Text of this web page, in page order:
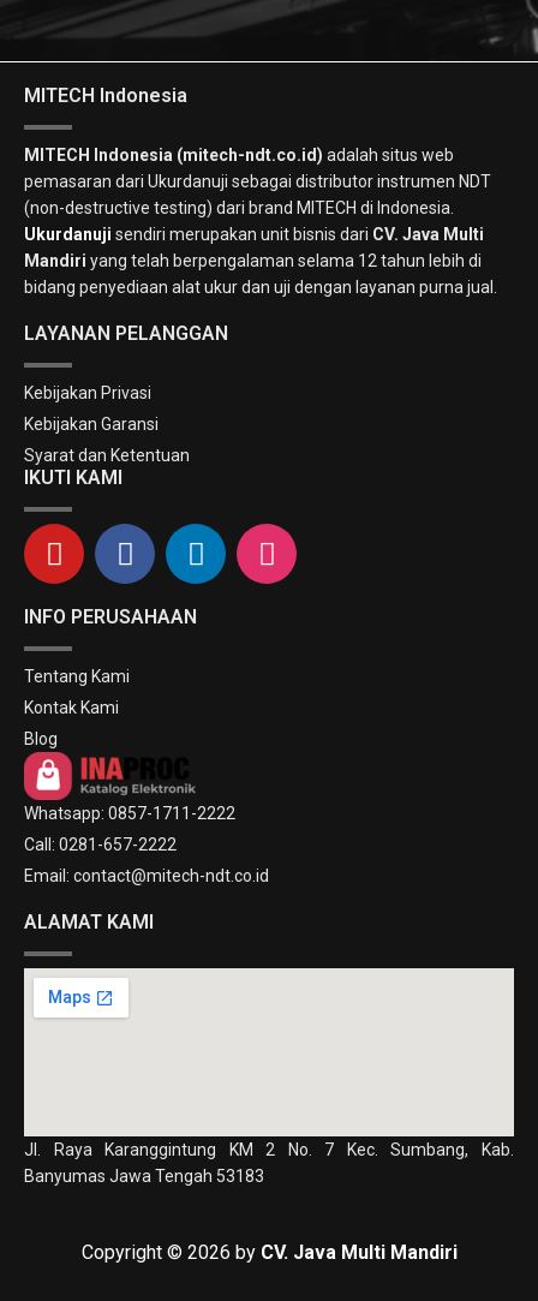
MITECH Indonesia
MITECH Indonesia (mitech-ndt.co.id) adalah situs web
pemasaran dari Ukurdanuji sebagai distributor instrumen NDT
(non-destructive testing) dari brand MITECH di Indonesia.
Ukurdanuji sendiri merupakan unit bisnis dari CV. Java Multi
Mandiri yang telah berpengalaman selama 12 tahun lebih di
bidang penyediaan alat ukur dan uji dengan layanan purna jual.
LAYANAN PELANGGAN
Kebijakan Privasi
Kebijakan Garansi
Syarat dan Ketentuan
IKUTI KAMI
INFO PERUSAHAAN
Tentang Kami
Kontak Kami
Blog
Whatsapp: 0857-1711-2222
Call: 0281-657-2222
Email: contact@mitech-ndt.co.id
ALAMAT KAMI
Jl. Raya Karanggintung KM 2 No. 7 Kec. Sumbang, Kab.
Banyumas Jawa Tengah 53183
Copyright © 2026 by CV. Java Multi Mandiri